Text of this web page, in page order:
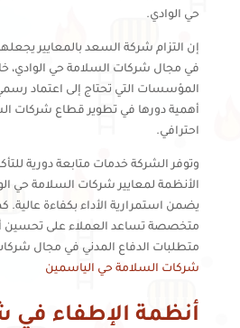
حي الوادي.
إن التزام شركة السعد بالمعايير
في مجال شركات السلامة حي الوادي،
المؤسسات التي تحتاج إلى اعتماد
أهمية دورها في تطوير قطاع شركات
احترافي.
وتوفر الشركة خدمات متابعة دورية
الأنظمة لمعايير شركات السلامة حي
يضمن استمرارية الأداء بكفاءة
متخصصة تساعد العملاء على تحسين
متطلبات الدفاع المدني في مجال
شركات السلامة حي الياسمين
أنظمة الإطفاء في